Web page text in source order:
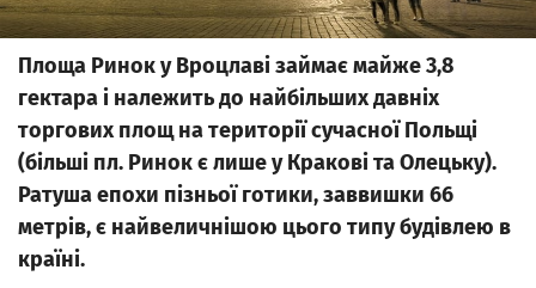
Площа Ринок у Вроцлаві займає майже 3,8
гектара і належить до найбільших давніх
торгових площ на території сучасної Польщі
(більші пл. Ринок є лише у Кракові та Олецьку).
Ратуша епохи пізньої готики, заввишки 66
метрів, є найвеличнішою цього типу будівлею в
країні.